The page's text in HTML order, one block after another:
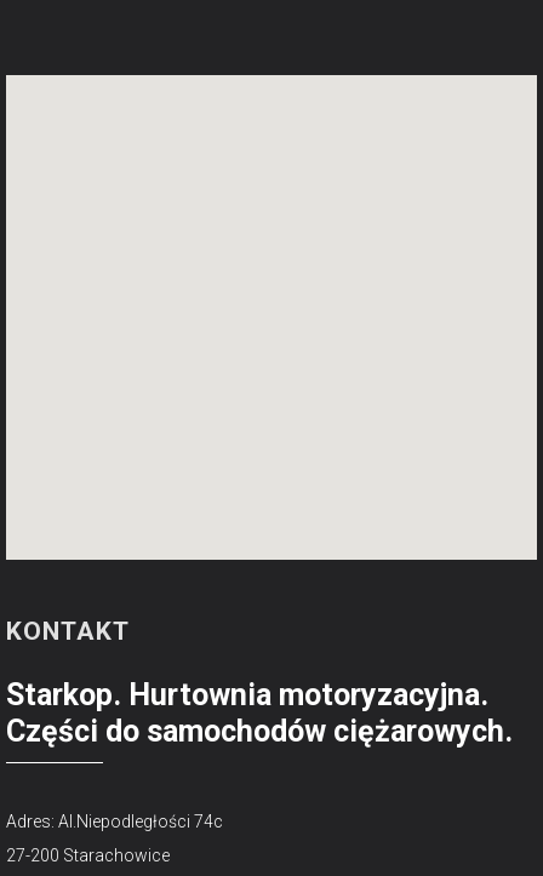
KONTAKT
Starkop. Hurtownia motoryzacyjna.
Części do samochodów ciężarowych.
Adres: Al.Niepodległości 74c
27-200 Starachowice